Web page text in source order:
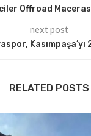
Offroad
next post
Kasımpaşa’yı
RELATED POSTS